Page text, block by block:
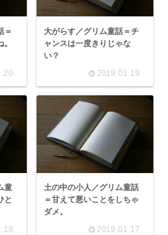
＝
大がらす／グリム童話＝チ
ャンスは一度きりじゃな
い？
2019.01.19
童
と
土の中の小人／グリム童話
＝甘えて悪いことをしちゃ
ダメ。
2019.01.17